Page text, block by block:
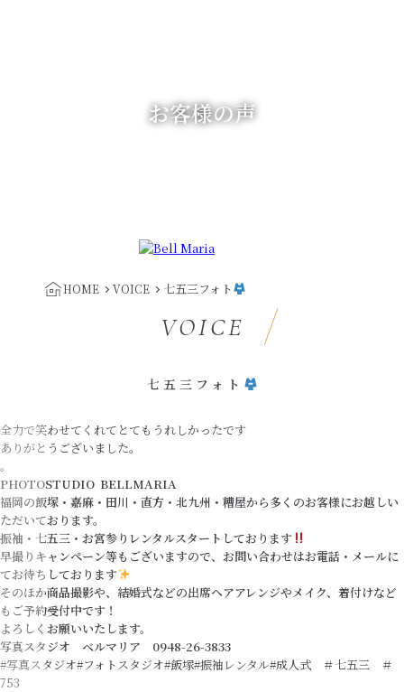
お客様の声
HOME VOICE 七五三フォト
VOICE
七五三フォト
全力で笑わせてくれてとてもうれしかったです
ありがとうございました。
。
PHOTOSTUDIO BELLMARIA
福岡の飯塚・嘉麻・田川・直方・北九州・糟屋から多くのお客様にお越しい
ただいております。
振袖・七五三・お宮参りレンタルスタートしております
早撮りキャンペーン等もございますので、お問い合わせはお電話・メールに
てお待ちしております
そのほか商品撮影や、結婚式などの出席ヘアアレンジやメイク、着付けなど
もご予約受付中です！
よろしくお願いいたします。
写真スタジオ ベルマリア 0948-26-3833
#写真スタジオ#フォトスタジオ#飯塚#振袖レンタル#成人式 ＃七五三 ＃
753